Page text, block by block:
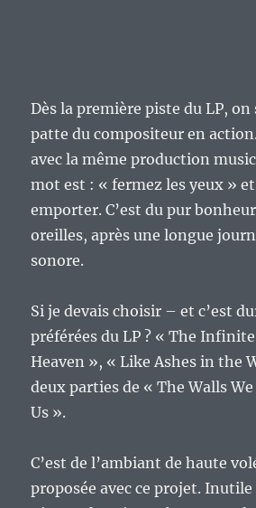
Dès la première piste du LP, on
patte du compositeur en
avec la même production
mot est : « fermez les yeux »
emporter. C’est du pur
oreilles, après une longue
sonore.
Si je devais choisir – et c’est
préférées du LP ? « The
Heaven », « Like Ashes in the
deux parties de « The Walls
Us ».
C’est de l’ambiant de haute
proposée avec ce projet. Inutile